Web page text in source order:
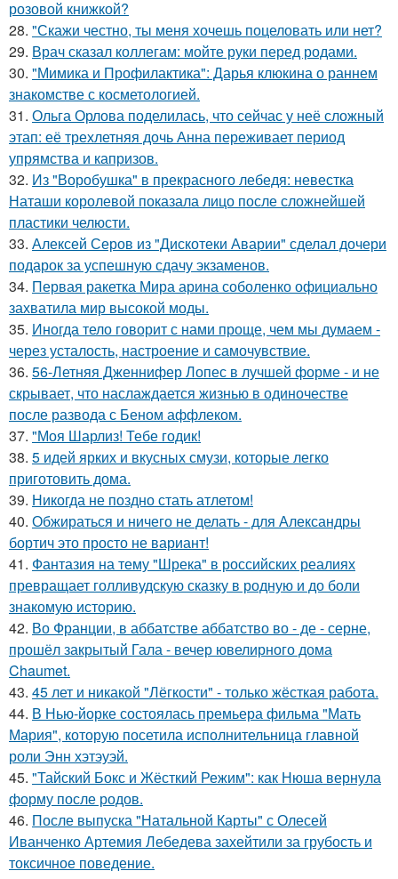
розовой книжкой?
28. "Скажи честно, ты меня хочешь поцеловать или нет?
29. Врач сказал коллегам: мойте руки перед родами.
30. "Мимика и Профилактика": Дарья клюкина о раннем
знакомстве с косметологией.
31. Ольга Орлова поделилась, что сейчас у неё сложный
этап: её трехлетняя дочь Анна переживает период
упрямства и капризов.
32. Из "Воробушка" в прекрасного лебедя: невестка
Наташи королевой показала лицо после сложнейшей
пластики челюсти.
33. Алексей Серов из "Дискотеки Аварии" сделал дочери
подарок за успешную сдачу экзаменов.
34. Первая ракетка Мира арина соболенко официально
захватила мир высокой моды.
35. Иногда тело говорит с нами проще, чем мы думаем -
через усталость, настроение и самочувствие.
36. 56-Летняя Дженнифер Лопес в лучшей форме - и не
скрывает, что наслаждается жизнью в одиночестве
после развода с Беном аффлеком.
37. "Моя Шарлиз! Тебе годик!
38. 5 идей ярких и вкусных смузи, которые легко
приготовить дома.
39. Никогда не поздно стать атлетом!
40. Обжираться и ничего не делать - для Александры
бортич это просто не вариант!
41. Фантазия на тему "Шрека" в российских реалиях
превращает голливудскую сказку в родную и до боли
знакомую историю.
42. Во Франции, в аббатстве аббатство во - де - серне,
прошёл закрытый Гала - вечер ювелирного дома
Chaumet.
43. 45 лет и никакой "Лёгкости" - только жёсткая работа.
44. В Нью-йорке состоялась премьера фильма "Мать
Мария", которую посетила исполнительница главной
роли Энн хэтэуэй.
45. "Тайский Бокс и Жёсткий Режим": как Нюша вернула
форму после родов.
46. После выпуска "Натальной Карты" с Олесей
Иванченко Артемия Лебедева захейтили за грубость и
токсичное поведение.